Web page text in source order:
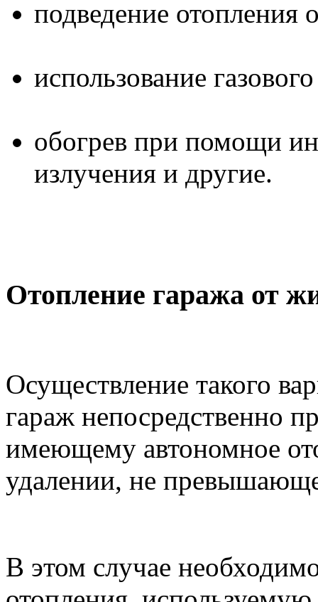
подведение отопления
использование
обогрев при помощи
излучения и другие.
Отопление гаража от
Осуществление такого
гараж непосредственно
имеющему автономное
удалении, не
В этом случае